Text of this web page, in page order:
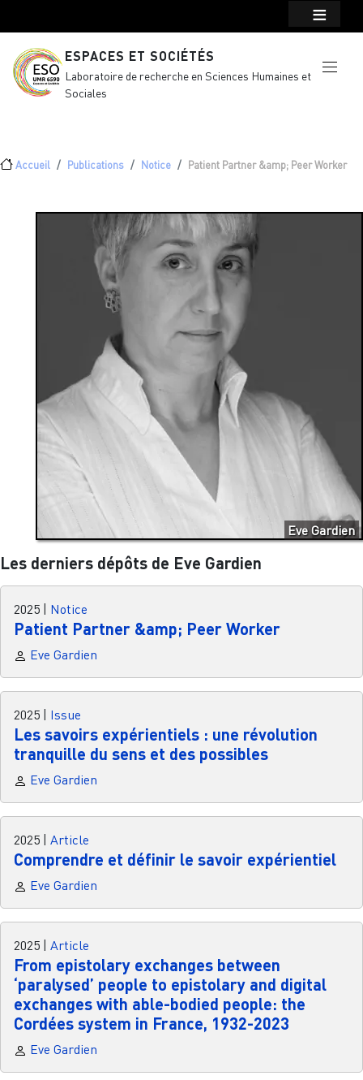
ESPACES ET SOCIÉTÉS
Laboratoire de recherche en Sciences Humaines et
Sociales
Fil d'Ariane
Accueil Publications Notice Patient Partner &amp; Peer Worker
Eve Gardien
Les derniers dépôts de Eve Gardien
2025 Notice
Patient Partner &amp; Peer Worker
Eve Gardien
2025 Issue
Les savoirs expérientiels : une révolution
tranquille du sens et des possibles
Eve Gardien
2025 Article
Comprendre et définir le savoir expérientiel
Eve Gardien
2025 Article
From epistolary exchanges between
‘paralysed’ people to epistolary and digital
exchanges with able-bodied people: the
Cordées system in France, 1932-2023
Eve Gardien